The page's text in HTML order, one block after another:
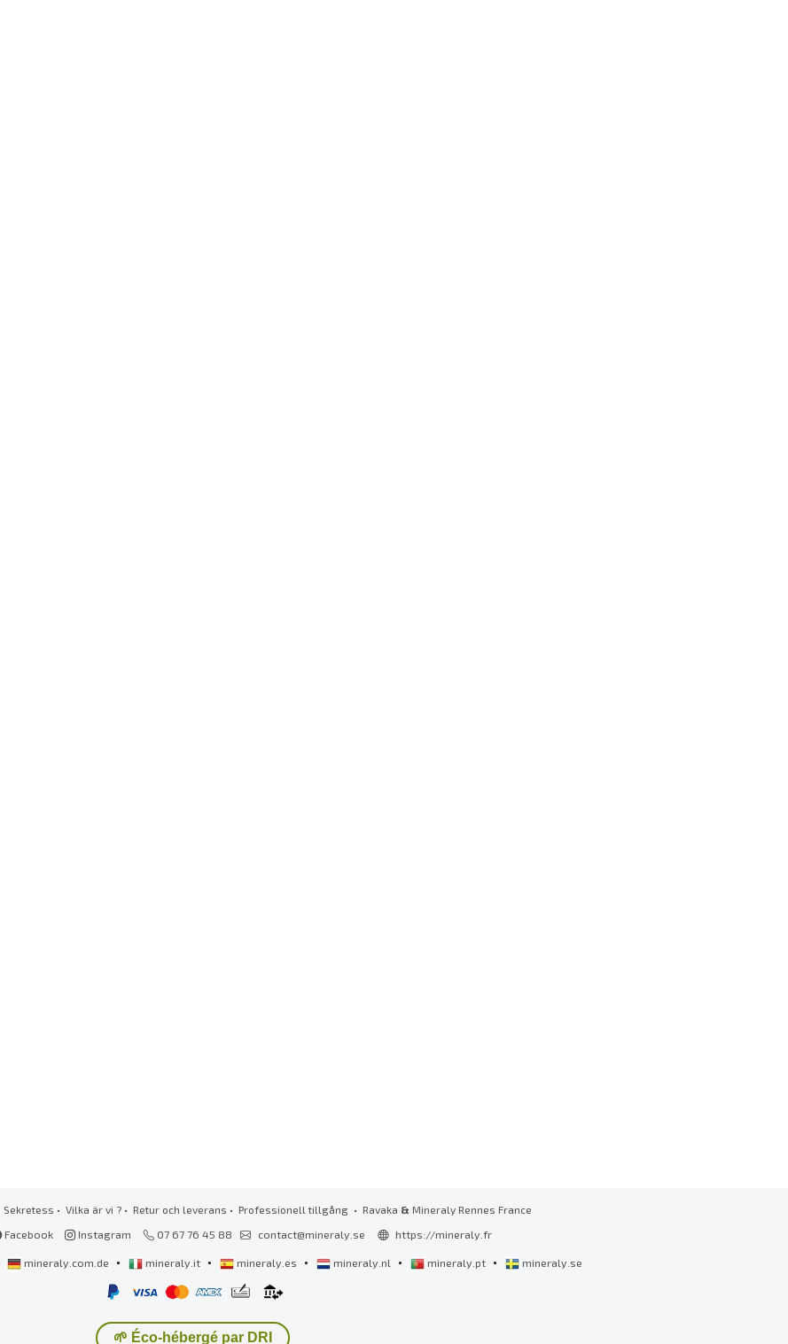
Sekretess • Vilka är vi ? • Retur och leverans • Professionell tillgång • Ravaka & Mineraly Rennes France
Facebook Instagram 07 67 76 45 88 contact@mineraly.se https://mineraly.fr
mineraly.com.de • mineraly.it • mineraly.es • mineraly.nl • mineraly.pt • mineraly.se
🌱 Éco-hébergé par DRI